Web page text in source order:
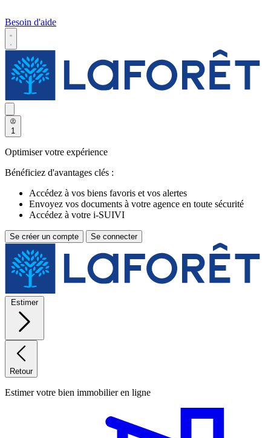
Besoin d'aide
1
Optimiser votre expérience
Bénéficiez d'avantages clés :
Accédez à vos biens favoris et vos alertes
Envoyez vos documents à votre agence en toute sécurité
Accédez à votre i-SUIVI
Se créer un compte Se connecter
Estimer
Retour
Estimer votre bien immobilier en ligne